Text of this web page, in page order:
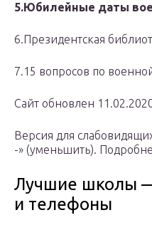
5.Юбилейные даты
6.Президентская
7.15 вопросов по
Сайт обновлен
Версия для
-» (уменьшить).
Лучшие школы
и телефоны